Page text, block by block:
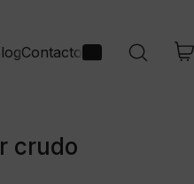
Contacto
crudo